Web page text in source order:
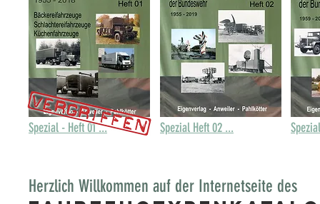
Spezial - Heft 01 ... Spezial Heft 02 ...
Herzlich Willkommen auf der Internetseite des